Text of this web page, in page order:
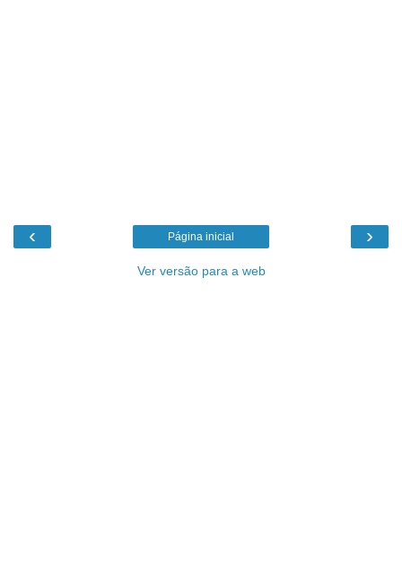
‹ ›
Página inicial
Ver versão para a web